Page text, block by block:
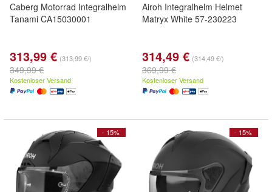
Caberg Motorrad Integralhelm
Tanami CA15030001
313,99 € (313,99 €/)
349,99 €
Kostenloser Versand
Airoh Integralhelm Helmet
Matryx White 57-230223
314,49 € (314,49 €/)
369,99 €
Kostenloser Versand
- 15% - 15%